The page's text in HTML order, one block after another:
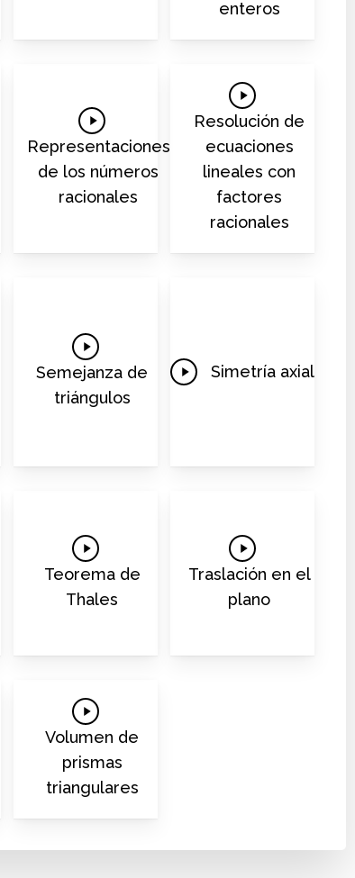
enteros
Play
Video
Representaciones
de los números
racionales
Play
Video
Resolución de
ecuaciones
lineales con
factores
racionales
Play
Video
Semejanza de
triángulos
Play
Simetría axial
Play
Video
Teorema de
Thales
Play
Video
Traslación en el
plano
Play
Video
Volumen de
prismas
triangulares